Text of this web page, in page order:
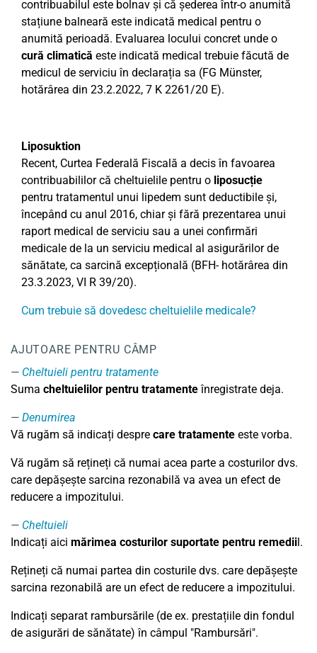
contribuabilul este bolnav și că șederea într-o anumită
stațiune balneară este indicată medical pentru o
anumită perioadă. Evaluarea locului concret unde o
cură climatică este indicată medical trebuie făcută de
medicul de serviciu în declarația sa (FG Münster,
hotărârea din 23.2.2022, 7 K 2261/20 E).
Liposuktion
Recent, Curtea Federală Fiscală a decis în favoarea
contribuabililor că cheltuielile pentru o liposucție
pentru tratamentul unui lipedem sunt deductibile și,
începând cu anul 2016, chiar și fără prezentarea unui
raport medical de serviciu sau a unei confirmări
medicale de la un serviciu medical al asigurărilor de
sănătate, ca sarcină excepțională (BFH- hotărârea din
23.3.2023, VI R 39/20).
Cum trebuie să dovedesc cheltuielile medicale?
AJUTOARE PENTRU CÂMP
Cheltuieli pentru tratamente
Suma cheltuielilor pentru tratamenteînregistrate deja.
Denumirea
Vă rugăm să indicați despre care tratamente este vorba.
Vă rugăm să rețineți că numai acea parte a costurilor dvs.
care depășește sarcina rezonabilă va avea un efect de
reducere a impozitului.
Cheltuieli
Indicați aici mărimea costurilor suportate pentru remediil.
Rețineți că numai partea din costurile dvs. care depășește
sarcina rezonabilă are un efect de reducere a impozitului.
Indicați separat rambursările (de ex. prestațiile din fondul
de asigurări de sănătate) în câmpul "Rambursări".